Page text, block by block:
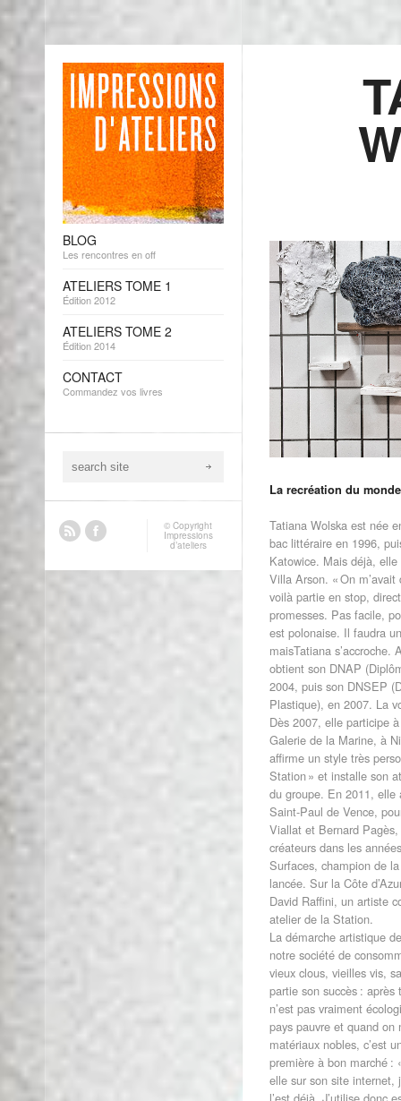
La recréation du monde
Tatiana Wolska est née
bac littéraire en 1996,
Katowice. Mais déjà, elle
Villa Arson. « On
voilà partie en stop,
promesses. Pas facile,
est polonaise. Il faudra
maisTatiana
obtient son DNAP
2004, puis son DNSEP
Plastique), en 2007. La
Dès 2007, elle participe
Galerie de la Marine, à
affirme un style très
Station » et installe son
du groupe. En 2011, elle
Saint-Paul de Vence,
Viallat et Bernard
créateurs dans les
Surfaces, champion de
lancée. Sur la Côte
David Raffini, un artiste
atelier de la Station.
La démarche artistique
notre société de
vieux clous, vieilles vis,
partie son succès :
n’est pas vraiment
pays pauvre et quand on
matériaux nobles, c’est
première à bon marché :
elle sur son site internet,
BLOG
Les rencontres en off
ATELIERS TOME 1
Édition 2012
ATELIERS TOME 2
Édition 2014
CONTACT
Commandez vos livres
© Copyright
Impressions
d’ateliers